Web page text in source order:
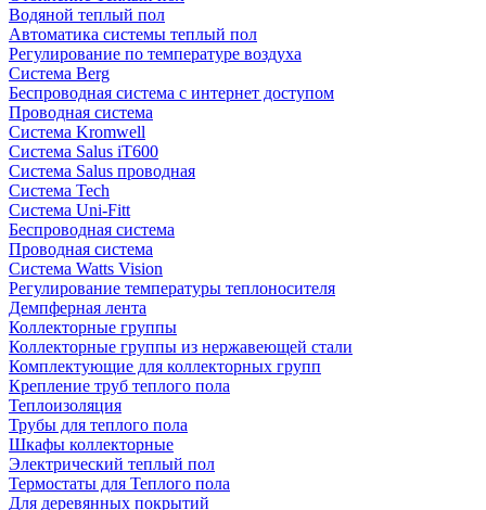
Водяной теплый пол
Автоматика системы теплый пол
Регулирование по температуре воздуха
Система Berg
Беспроводная система с интернет доступом
Проводная система
Система Kromwell
Система Salus iT600
Система Salus проводная
Система Tech
Система Uni-Fitt
Беспроводная система
Проводная система
Система Watts Vision
Регулирование температуры теплоносителя
Демпферная лента
Коллекторные группы
Коллекторные группы из нержавеющей стали
Комплектующие для коллекторных групп
Крепление труб теплого пола
Теплоизоляция
Трубы для теплого пола
Шкафы коллекторные
Электрический теплый пол
Термостаты для Теплого пола
Для деревянных покрытий